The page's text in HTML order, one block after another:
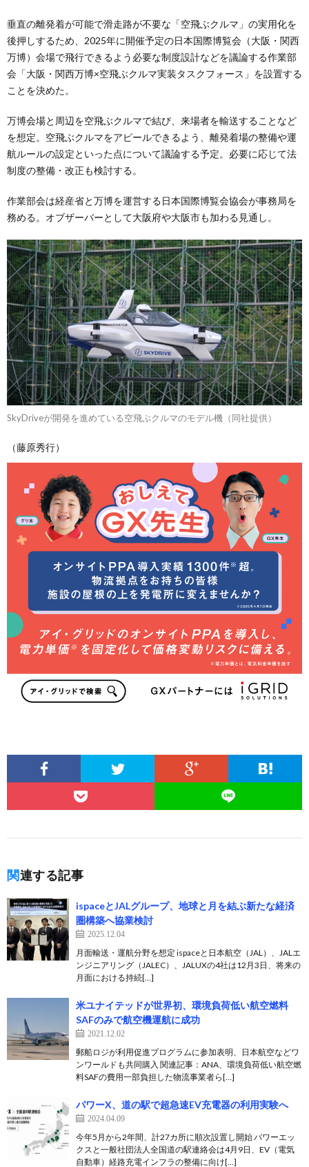
垂直の離発着が可能で滑走路が不要な「空飛ぶクルマ」の実用化を
後押しするため、2025年に開催予定の日本国際博覧会（大阪・関西
万博）会場で飛行できるよう必要な制度設計などを議論する作業部
会「大阪・関西万博×空飛ぶクルマ実装タスクフォース」を設置する
ことを決めた。
万博会場と周辺を空飛ぶクルマで結び、来場者を輸送することなど
を想定。空飛ぶクルマをアピールできるよう、離発着場の整備や運
航ルールの設定といった点について議論する予定。必要に応じて法
制度の整備・改正も検討する。
作業部会は経産省と万博を運営する日本国際博覧会協会が事務局を
務める。オブザーバーとして大阪府や大阪市も加わる見通し。
SkyDriveが開発を進めている空飛ぶクルマのモデル機（同社提供）
（藤原秀行）
関連する記事
ispaceとJALグループ、地球と月を結ぶ新たな経済
圏構築へ協業検討
2025.12.04
月面輸送・運航分野を想定 ispaceと日本航空（JAL）、JALエ
ンジニアリング（JALEC）、JALUXの4社は12月3日、将来の
月面における持続[…]
米ユナイテッドが世界初、環境負荷低い航空燃料
SAFのみで航空機運航に成功
2021.12.02
郵船ロジが利用促進プログラムに参加表明、日本航空などワ
ンワールドも共同購入 関連記事：ANA、環境負荷低い航空燃
料SAFの費用一部負担した物流事業者ら[…]
パワーX、道の駅で超急速EV充電器の利用実験へ
2024.04.09
今年5月から2年間、計27カ所に順次設置し開始 パワーエッ
クスと一般社団法人全国道の駅連絡会は4月9日、EV（電気
自動車）経路充電インフラの整備に向け[…]